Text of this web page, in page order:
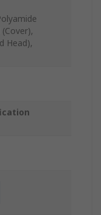
Head),